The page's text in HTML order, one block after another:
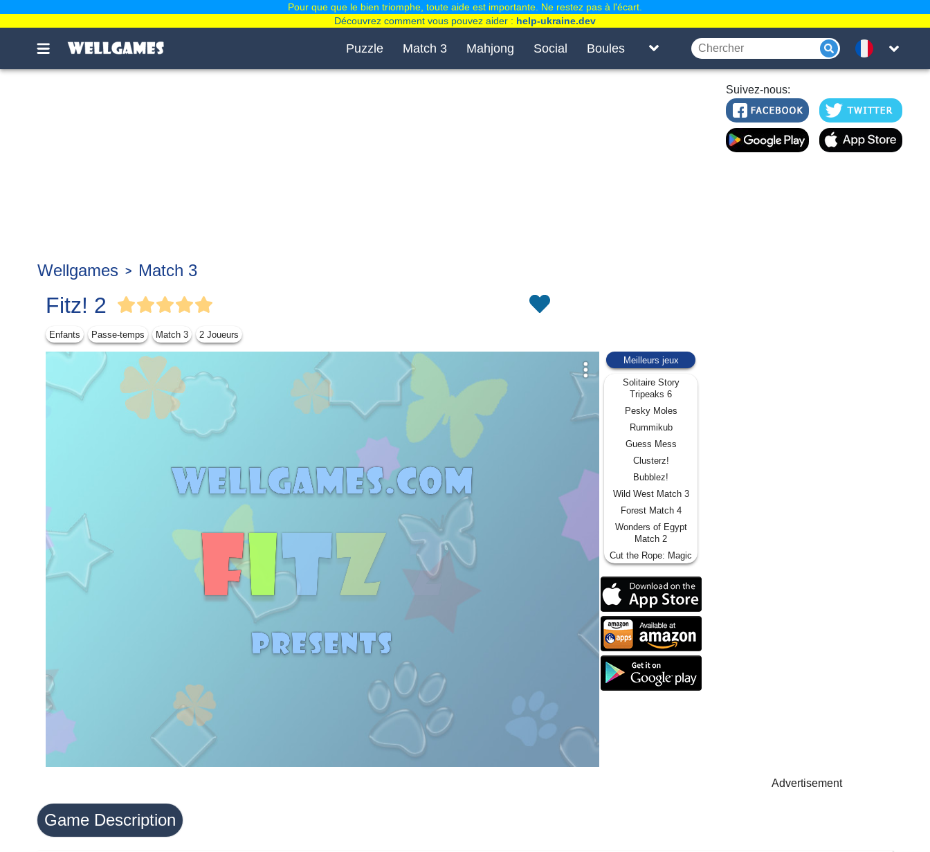
Puzzle Match 3 Mahjong Social Boules
Suivez-nous:
Wellgames Match 3
Fitz! 2
Enfants Passe-temps Match 3 2 Joueurs
Meilleurs jeux
Solitaire Story
Tripeaks 6
Pesky Moles
Rummikub
Guess Mess
Clusterz!
Bubblez!
Wild West Match 3
Forest Match 4
Wonders of Egypt
Match 2
Cut the Rope: Magic
Advertisement
Game Description
Pour que que le bien triomphe, toute aide est importante. Ne restez pas à l'écart.
Découvrez comment vous pouvez aider : help-ukraine.dev